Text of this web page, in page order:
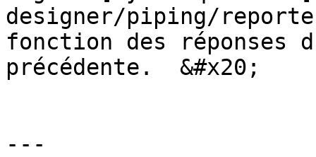
designer/piping/
fonction des réponses
précédente.  &#x20;
---